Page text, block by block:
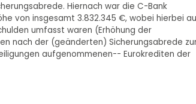
Hiernach war die C-Bank
von insgesamt 3.832.345 €, wobei hierbei
umfasst waren (Erhöhung der
nach der (geänderten) Sicherungsabrede
aufgenommenen-- Eurokrediten der